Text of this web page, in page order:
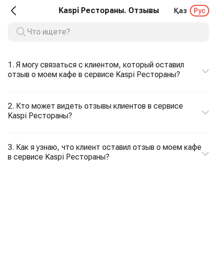
Kaspi Рестораны. Отзывы Қаз Рус
1. Я могу связаться с клиентом, который оставил
отзыв о моем кафе в сервисе Kaspi Рестораны?
2. Кто может видеть отзывы клиентов в сервисе
Kaspi Рестораны?
3. Как я узнаю, что клиент оставил отзыв о моем кафе
в сервисе Kaspi Рестораны?